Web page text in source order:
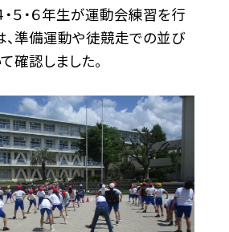
５・６年生が運動会練習を行
、準備運動や徒競走での並び
確認しました。